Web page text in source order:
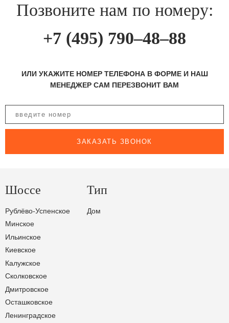
Позвоните нам по номеру:
+7 (495) 790–48–88
ИЛИ УКАЖИТЕ НОМЕР ТЕЛЕФОНА В ФОРМЕ И НАШ
МЕНЕДЖЕР САМ ПЕРЕЗВОНИТ ВАМ
ЗАКАЗАТЬ ЗВОНОК
Шоссе
Рублёво-Успенское
Минское
Ильинское
Киевское
Калужское
Сколковское
Дмитровское
Осташковское
Ленинградское
Тип
Дом